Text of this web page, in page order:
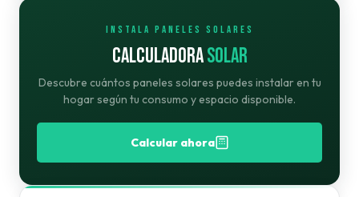
INSTALA PANELES SOLARES
CALCULADORASOLAR
Descubre cuántos paneles solares puedes instalar en tu
hogar según tu consumo y espacio disponible.
Calcular ahora